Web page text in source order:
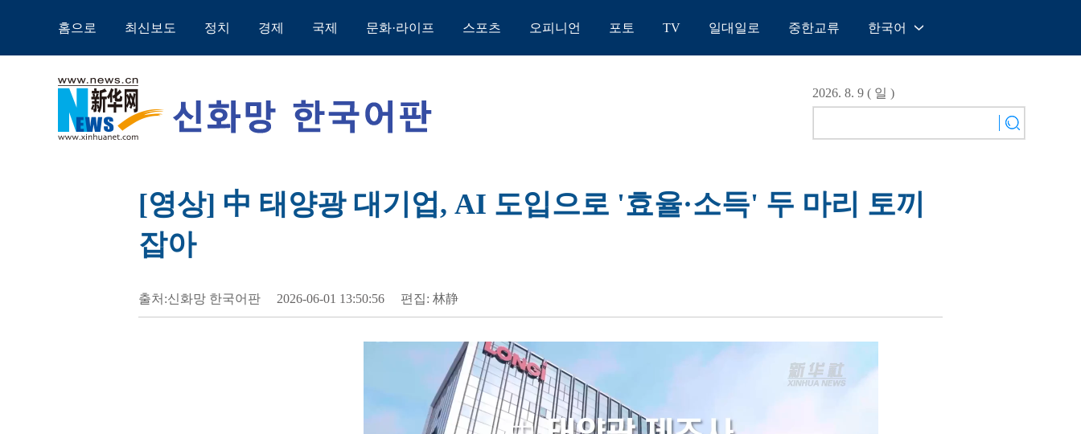
홈으로 최신보도 정치 경제 국제 문화·라이프 스포츠 오피니언 포토 TV 일대일로 중한교류 한국어
English
Español
日本語
2026. 8. 9 ( 일 )
[영상] 中 태양광 대기업, AI 도입으로 '효율·소득' 두 마리 토끼
잡아
출처:신화망 한국어판 2026-06-01 13:50:56 편집: 林静